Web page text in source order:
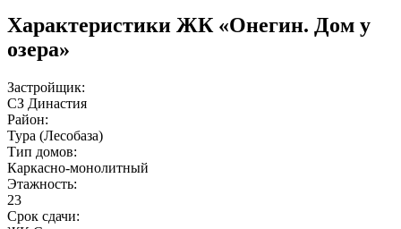
Характеристики ЖК «Онегин. Дом у
озера»
Застройщик:
СЗ Династия
Район:
Тура (Лесобаза)
Тип домов:
Каркасно-монолитный
Этажность:
23
Срок сдачи: